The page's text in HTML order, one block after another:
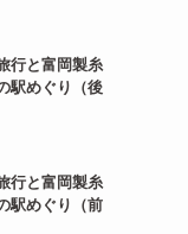
行と富岡製糸
駅めぐり（後
行と富岡製糸
駅めぐり（前